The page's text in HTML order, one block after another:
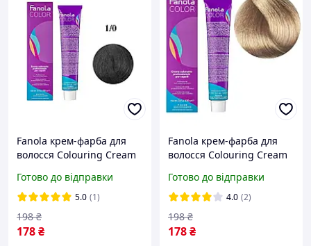
Fanola крем-фарба для
волосся Colouring Cream
Готово до відправки
5.0 (1)
178₴
198 ₴
Fanola крем-фарба для
волосся Colouring Cream
Готово до відправки
4.0 (2)
178₴
198 ₴